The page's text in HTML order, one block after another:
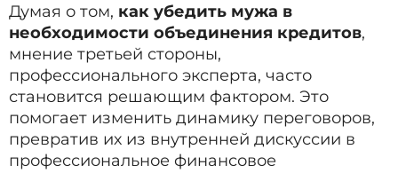
Думая о том, как убедить мужа в
необходимости объединения кредитов,
мнение третьей стороны,
профессионального эксперта, часто
становится решающим фактором. Это
помогает изменить динамику переговоров,
превратив их из внутренней дискуссии в
профессиональное финансовое